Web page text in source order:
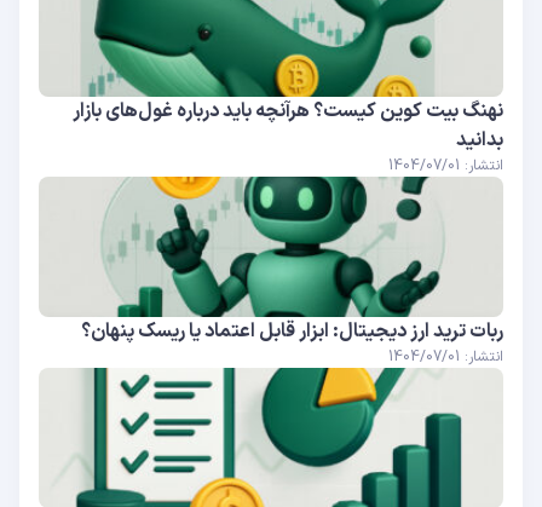
نهنگ بیت ‌کوین کیست؟ هرآنچه باید درباره غول‌های بازار
بدانید
انتشار: 1404/07/01
ربات ترید ارز دیجیتال: ابزار قابل اعتماد یا ریسک پنهان؟
انتشار: 1404/07/01